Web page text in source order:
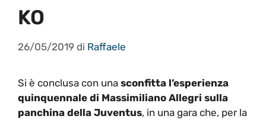
KO
26/05/2019 di Raffaele
Si è conclusa con una sconfitta l’esperienza
quinquennale di Massimiliano Allegri sulla
panchina della Juventus, in una gara che, per la